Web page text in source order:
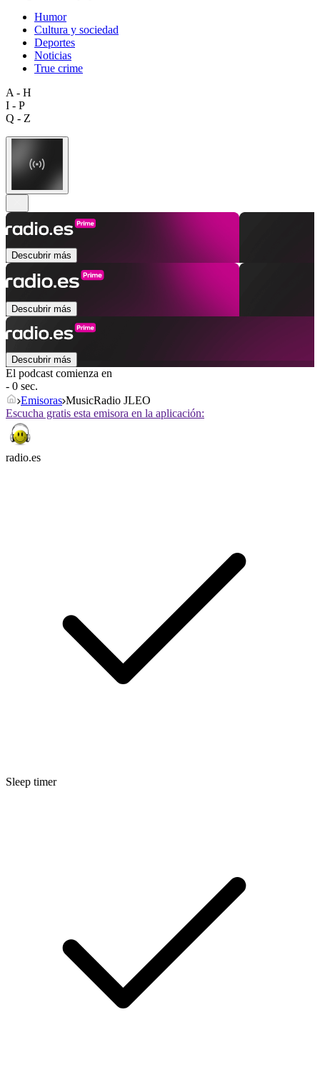
Humor
Cultura y sociedad
Deportes
Noticias
True crime
A - H
I - P
Q - Z
Descubrir más
Descubrir más
Descubrir más
El podcast comienza en
- 0 sec.
Emisoras MusicRadio JLEO
Escucha gratis esta emisora en la aplicación:
radio.es
Sleep timer